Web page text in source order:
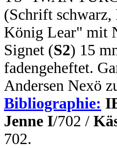
(Schrift schwarz,
König Lear" mit
Signet (S2) 15
fadengeheftet.
Andersen Nexö
Bibliographie:
Jenne I/702 /
702.